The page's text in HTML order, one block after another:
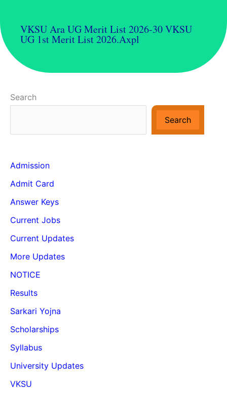
VKSU Ara UG Merit List 2026-30 VKSU
UG 1st Merit List 2026.axpl
Search
Search
Admission
Admit Card
Answer Keys
Current Jobs
Current Updates
More Updates
NOTICE
Results
Sarkari Yojna
Scholarships
Syllabus
University Updates
VKSU